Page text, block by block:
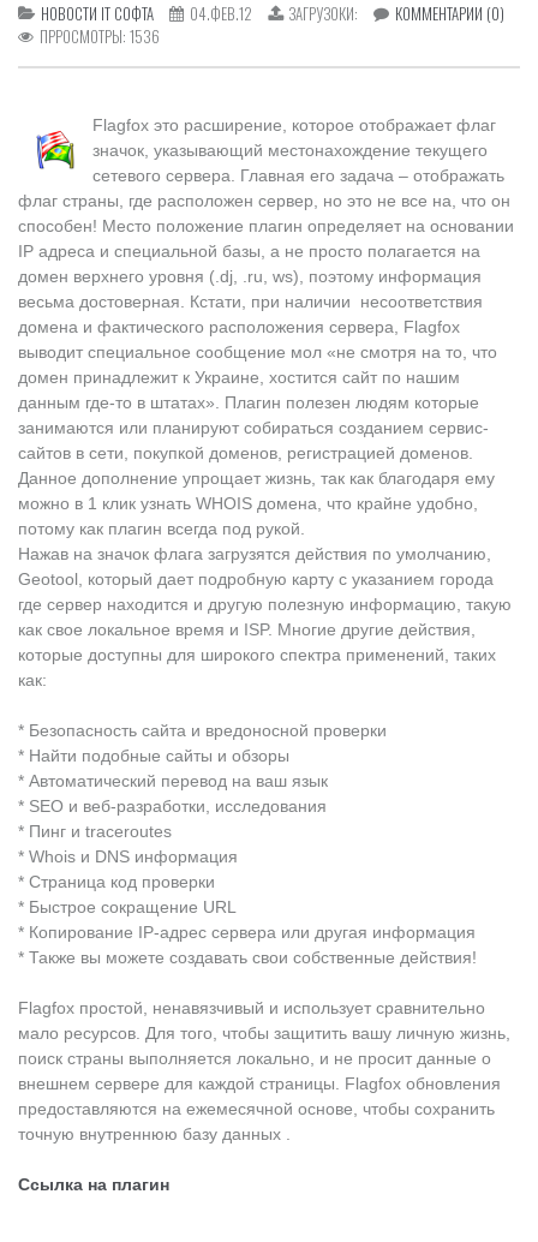
НОВОСТИ IT СОФТА 04.ФЕВ.12 ЗАГРУЗОКИ:
КОММЕНТАРИИ (0)
ПРРОСМОТРЫ: 1536
Flagfox это расширение , которое отображает флаг
значок, указывающий местонахождение текущего
сетевого сервера.
Главная его задача – отображать
флаг страны, где расположен сервер, но это не все на, что он
способен! Место положение плагин определяет на основании
IP адреса и специальной базы, а не просто полагается на
домен верхнего уровня (.dj, .ru, ws), поэтому информация
весьма достоверная. Кстати, при наличии несоответствия
домена и фактического расположения сервера, Flagfox
выводит специальное сообщение мол «не смотря на то, что
домен принадлежит к Украине, хостится сайт по нашим
данным где-то в штатах». Плагин полезен людям которые
занимаются или планируют собираться созданием сервис-
сайтов в сети, покупкой доменов, регистрацией доменов.
Данное дополнение упрощает жизнь, так как благодаря ему
можно в 1 клик узнать WHOIS домена, что крайне удобно,
потому как плагин всегда под рукой.
Нажав на значок флага загрузятся действия по умолчанию
Geotool , который дает подробную карту с указанием города
где сервер находится и другую полезную информацию, такую ​​
как свое локальное время и ISP. Многие другие действия,
которые доступны для широкого спектра применений , таких
как:
* Безопасность сайта и вредоносной проверки
* Найти подобные сайты и обзоры
* Автоматический перевод на ваш язык
* SEO и веб-разработки,
исследования
* Пинг и traceroutes
* Whois и DNS информация
* Страница код проверки
* Быстрое сокращение URL
* Копирование IP-адрес сервера или другая информация
* Также вы можете создавать свои собственные действия!
Flagfox простой, ненавязчивый и использует сравнительно
мало ресурсов. Для того, чтобы защитить вашу личную жизнь,
поиск страны выполняется локально, и не просит данные о
внешнем сервере для каждой страницы Flagfox обновления
предоставляются на ежемесячной основе, чтобы сохранить
точную внутреннюю базу данных
Ссылка на плагин